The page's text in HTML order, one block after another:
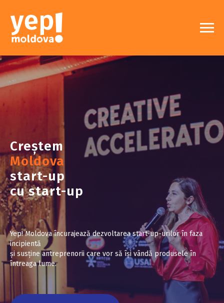
Creștem
Moldova
start-up
cu start-up
Yep! Moldova încurajează dezvoltarea start-up-urilor în faza
incipientă
și susține antreprenorii care vor să își vândă produsele în
întreaga lume.